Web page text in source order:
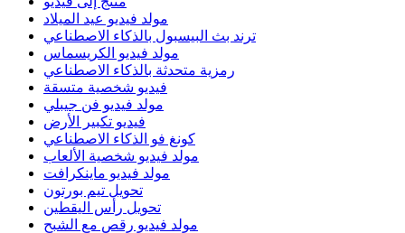
مولد فيديو عيد الميلاد
ترند بث البيسبول بالذكاء الاصطناعي
مولد فيديو الكريسماس
رمزية متحدثة بالذكاء الاصطناعي
فيديو شخصية متسقة
مولد فيديو فن جيبلي
فيديو تكبير الأرض
كونغ فو الذكاء الاصطناعي
مولد فيديو شخصية الألعاب
مولد فيديو ماينكرافت
تحويل تيم بورتون
تحويل رأس اليقطين
مولد فيديو رقص مع الشبح